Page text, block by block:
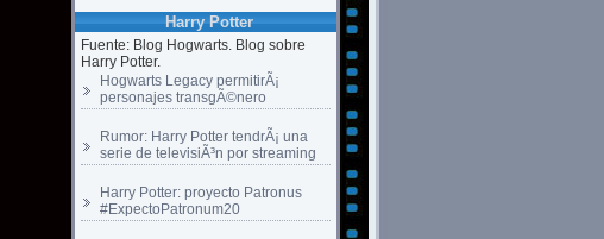
Harry Potter
Fuente: Blog Hogwarts. Blog sobre
Harry Potter.
Hogwarts Legacy permitirÃ¡
personajes transgÃ©nero
Rumor: Harry Potter tendrÃ¡ una
serie de televisiÃ³n por streaming
Harry Potter: proyecto Patronus
#ExpectoPatronum20